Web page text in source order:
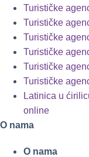
Turističke
Turističke
Turističke
Turističke
Turističke
Turističke
Latinica u
online
O nama
O nama